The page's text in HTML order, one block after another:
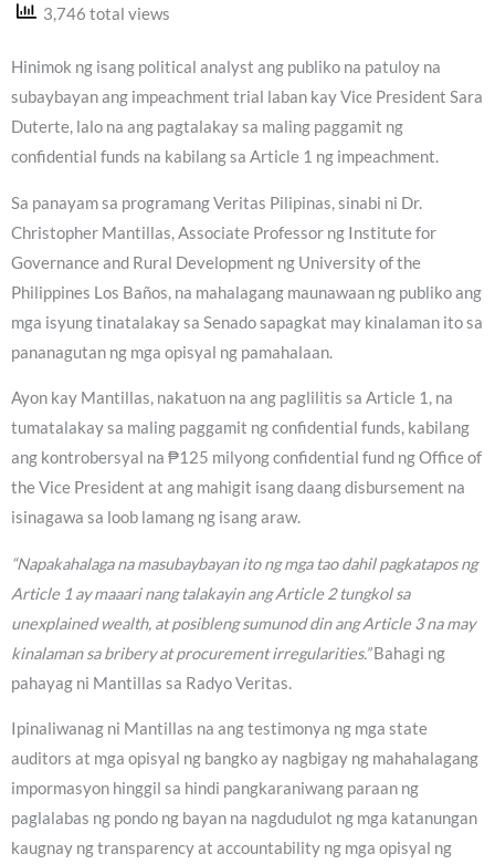
3,746 total views
Hinimok ng isang political analyst ang publiko na patuloy na
subaybayan ang impeachment trial laban kay Vice President Sara
Duterte, lalo na ang pagtalakay sa maling paggamit ng
confidential funds na kabilang sa Article 1 ng impeachment.
Sa panayam sa programang Veritas Pilipinas, sinabi ni Dr.
Christopher Mantillas, Associate Professor ng Institute for
Governance and Rural Development ng University of the
Philippines Los Baños, na mahalagang maunawaan ng publiko ang
mga isyung tinatalakay sa Senado sapagkat may kinalaman ito sa
pananagutan ng mga opisyal ng pamahalaan.
Ayon kay Mantillas, nakatuon na ang paglilitis sa Article 1, na
tumatalakay sa maling paggamit ng confidential funds, kabilang
ang kontrobersyal na ₱125 milyong confidential fund ng Office of
the Vice President at ang mahigit isang daang disbursement na
isinagawa sa loob lamang ng isang araw.
“Napakahalaga na masubaybayan ito ng mga tao dahil pagkatapos ng
Article 1 ay maaari nang talakayin ang Article 2 tungkol sa
unexplained wealth, at posibleng sumunod din ang Article 3 na may
kinalaman sa bribery at procurement irregularities.”Bahagi ng
pahayag ni Mantillas sa Radyo Veritas.
Ipinaliwanag ni Mantillas na ang testimonya ng mga state
auditors at mga opisyal ng bangko ay nagbigay ng mahahalagang
impormasyon hinggil sa hindi pangkaraniwang paraan ng
paglalabas ng pondo ng bayan na nagdudulot ng mga katanungan
kaugnay ng transparency at accountability ng mga opisyal ng